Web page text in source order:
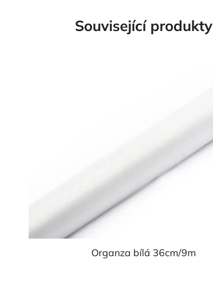
Související produkty
Organza bílá 36cm/9m